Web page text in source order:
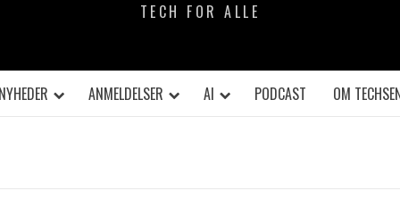
TECH FOR ALLE
NYHEDER ANMELDELSER AI PODCAST OM